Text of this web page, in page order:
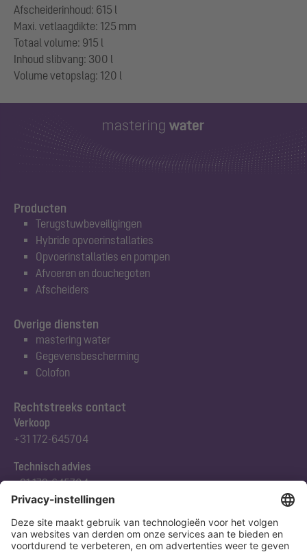
Afscheiderinhoud: 615 l
Maxi. vetlaagdikte: 125 mm
Totaal volume: 915 l
Inhoud slibvang: 300 l
Producten
Terugstuwbeveiligingen
Hybride opvoerinstallaties
Opvoerinstallaties en pompen
Afvoeren en douchegoten
Afscheiders
Rechtstreeks contact
Verkoop
+31 172-645704
Technisch advies
+31 172-645704
Abonneert u zich op onze nieuwsbrief
Overige diensten
mastering water
Gegevensbescherming
Colofon